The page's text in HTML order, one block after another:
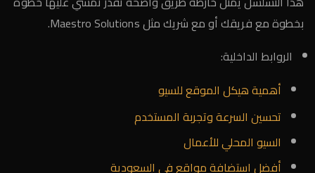
بخطوة مع فريقك أو مع شريك مثل Maestro Solutions.
الروابط الداخلية:
أهمية هيكل الموقع للسيو
تحسين السرعة وتجربة المستخدم
السيو المحلي للأعمال
أفضل استضافة مواقع في السعودية